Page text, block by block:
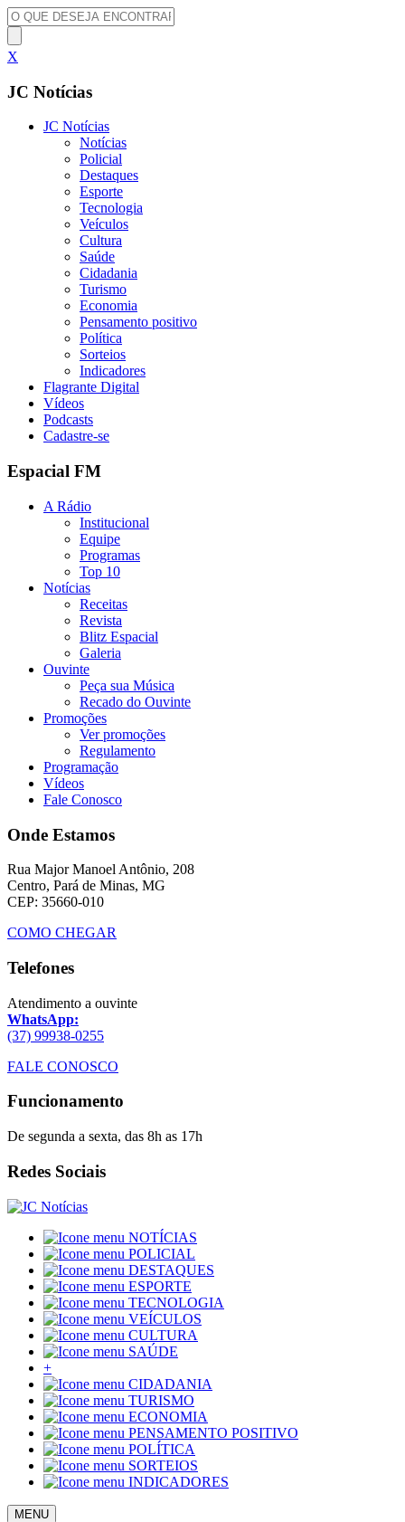
X
JC Notícias
JC Notícias
Notícias
Policial
Destaques
Esporte
Tecnologia
Veículos
Cultura
Saúde
Cidadania
Turismo
Economia
Pensamento positivo
Política
Sorteios
Indicadores
Flagrante Digital
Vídeos
Podcasts
Cadastre-se
Espacial FM
A Rádio
Institucional
Equipe
Programas
Top 10
Notícias
Receitas
Revista
Blitz Espacial
Galeria
Ouvinte
Peça sua Música
Recado do Ouvinte
Promoções
Ver promoções
Regulamento
Programação
Vídeos
Fale Conosco
Onde Estamos
Rua Major Manoel Antônio, 208
Centro, Pará de Minas, MG
CEP: 35660-010
COMO CHEGAR
Telefones
Atendimento a ouvinte
WhatsApp:
(37) 99938-0255
FALE CONOSCO
Funcionamento
De segunda a sexta, das 8h as 17h
Redes Sociais
NOTÍCIAS
POLICIAL
DESTAQUES
ESPORTE
TECNOLOGIA
VEÍCULOS
CULTURA
SAÚDE
+
CIDADANIA
TURISMO
ECONOMIA
PENSAMENTO POSITIVO
POLÍTICA
SORTEIOS
INDICADORES
MENU